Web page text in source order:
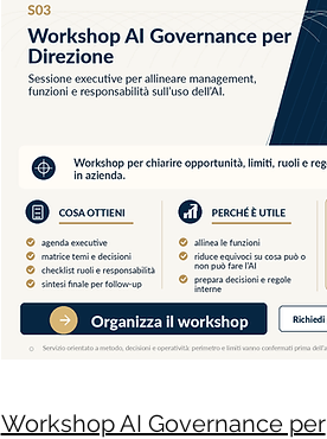
Workshop AI Governance per